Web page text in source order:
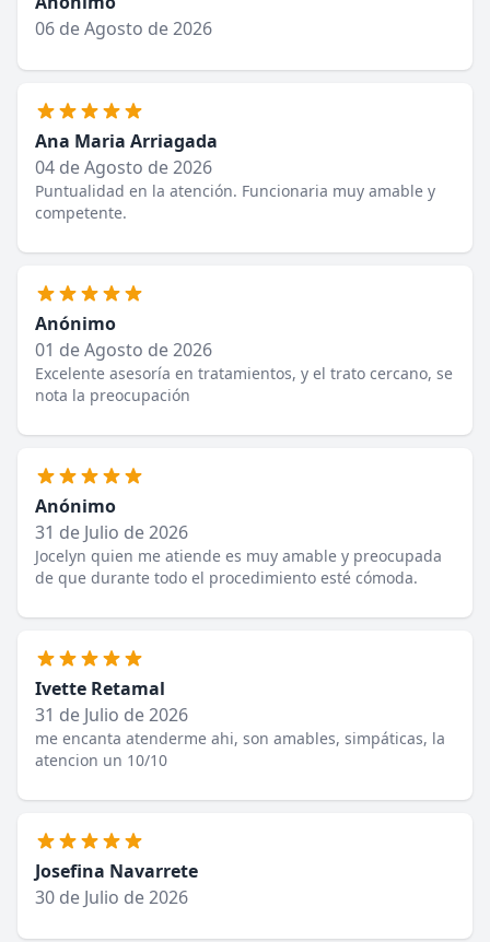
06 de Agosto de 2026
Ana Maria Arriagada
04 de Agosto de 2026
Puntualidad en la atención. Funcionaria muy amable y
competente.
Anónimo
01 de Agosto de 2026
Excelente asesoría en tratamientos, y el trato cercano, se
nota la preocupación
Anónimo
31 de Julio de 2026
Jocelyn quien me atiende es muy amable y preocupada
de que durante todo el procedimiento esté cómoda.
Ivette Retamal
31 de Julio de 2026
me encanta atenderme ahi, son amables, simpáticas, la
atencion un 10/10
Josefina Navarrete
30 de Julio de 2026